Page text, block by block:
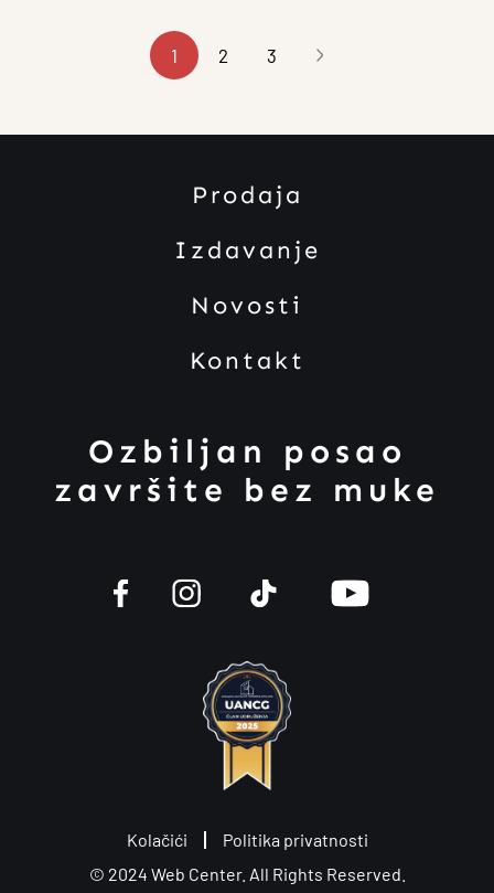
1 2 3
Prodaja
Izdavanje
Novosti
Kontakt
Ozbiljan posao
završite bez muke
© 2024 Web Center. All Rights Reserved.
Kolačići Politika privatnosti